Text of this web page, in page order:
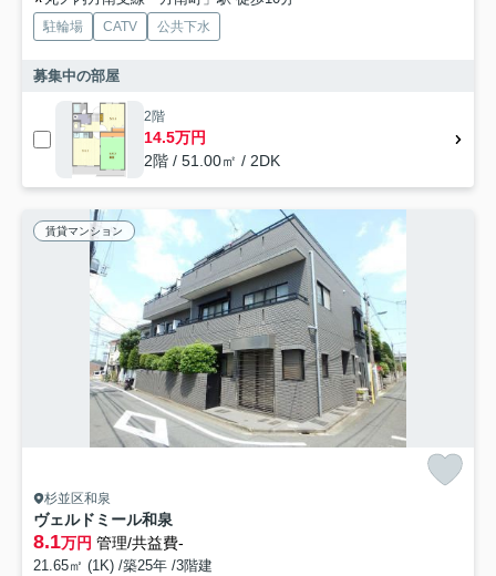
駐輪場 CATV 公共下水
募集中の部屋
2階
14.5万円
2階 / 51.00㎡ / 2DK
賃貸マンション
杉並区和泉
ヴェルドミール和泉
8.1万円 管理/共益費-
21.65㎡ (1K) /築25年 /3階建